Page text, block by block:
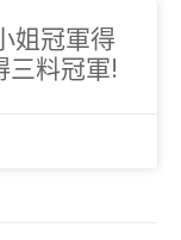
姐冠軍得
料冠軍!